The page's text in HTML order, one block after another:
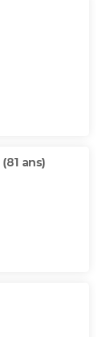
(81 ans)